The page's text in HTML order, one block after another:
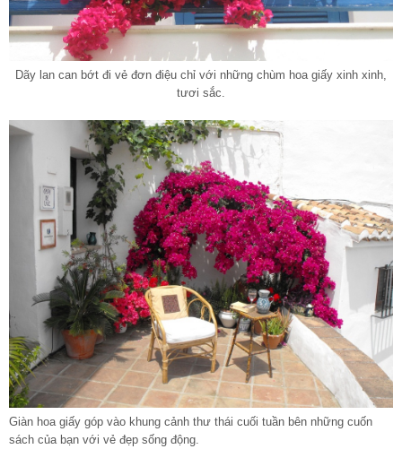
Dãy lan can bớt đi vẻ đơn điệu chỉ với những chùm hoa giấy xinh xinh,
tươi sắc.
Giàn hoa giấy góp vào khung cảnh thư thái cuối tuần bên những cuốn
sách của bạn với vẻ đẹp sống động.